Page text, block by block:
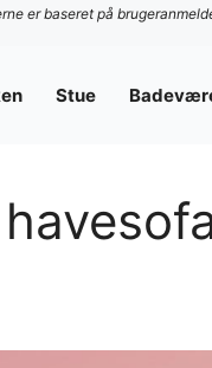
er baseret på
Stue